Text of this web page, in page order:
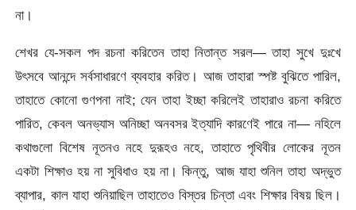
না।
শেখর যে-সকল পদ রচনা করিতেন তাহা নিতান্ত সরল— তাহা সুখে দুঃখে
উৎসবে আনন্দে সর্বসাধারণে ব্যবহার করিত। আজ তাহারা স্পষ্ট বুঝিতে পারিল,
তাহাতে কোনাে গুণপনা নাই; যেন তাহা ইচ্ছা করিলেই তাহারাও রচনা করিতে
পারিত, কেবল অনভ্যাস অনিচ্ছা অনবসর ইত্যাদি কারণেই পারে না— নহিলে
কথাগুলাে বিশেষ নূতনও নহে দুরূহও নহে, তাহাতে পৃথিবীর লােকের নূতন
একটা শিক্ষাও হয় না সুবিধাও হয় না। কিন্তু, আজ যাহা শুনিল তাহা অদ্ভুত
ব্যাপার, কাল যাহা শুনিয়াছিল তাহাতেও বিস্তর চিন্তা এবং শিক্ষার বিষয় ছিল।